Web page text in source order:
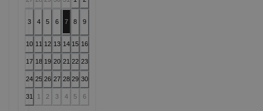
3 4 5 6 7 8 9
10 11 12 13 14 15 16
17 18 19 20 21 22 23
24 25 26 27 28 29 30
31 1 2 3 4 5 6